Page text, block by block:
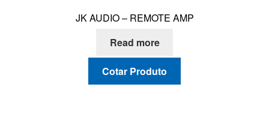
JK AUDIO – REMOTE AMP
Read more
Cotar Produto